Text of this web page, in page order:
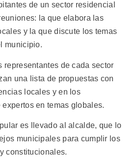
de un sector residencial
la que elabora las
y la que discute los temas
municipio.
representantes de cada sector
una lista de propuestas con
locales y en los
en temas globales.
es llevado al alcalde, que lo
municipales para cumplir los
constitucionales.